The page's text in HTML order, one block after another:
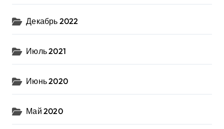
Декабрь 2022
Июль 2021
Июнь 2020
Май 2020